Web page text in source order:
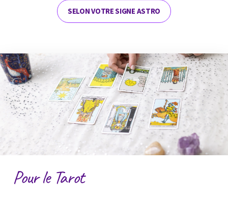
SELON VOTRE SIGNE ASTRO
Pour le Tarot